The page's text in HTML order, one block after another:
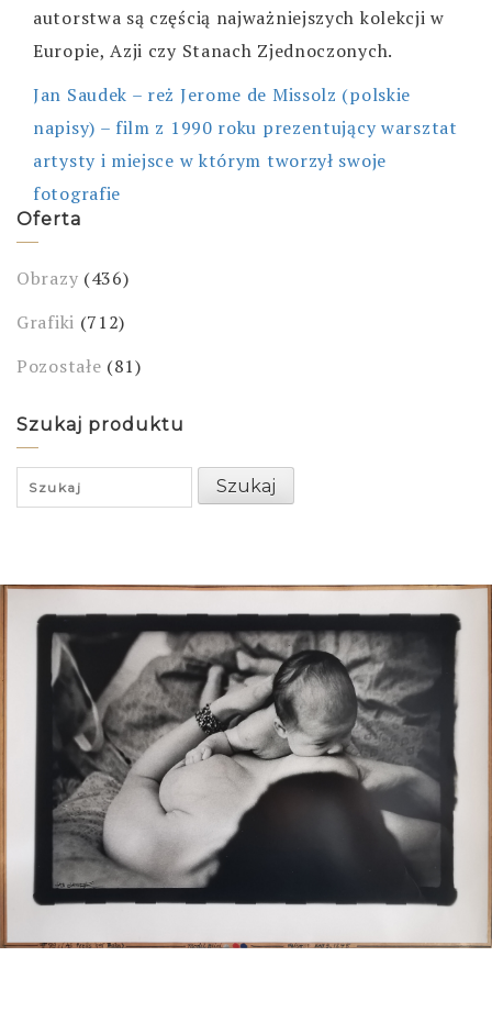
autorstwa są częścią najważniejszych kolekcji w
Europie, Azji czy Stanach Zjednoczonych.
Jan Saudek – reż Jerome de Missolz (polskie
napisy) – film z 1990 roku prezentujący warsztat
artysty i miejsce w którym tworzył swoje
fotografie
Oferta
Obrazy (436)
Grafiki (712)
Pozostałe (81)
Szukaj produktu
Search
Szukaj